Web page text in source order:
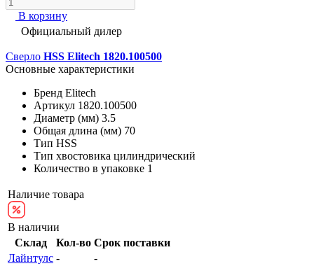
В корзину
Официальный дилер
Сверло HSS Elitech 1820.100500
Основные характеристики
Бренд Elitech
Артикул 1820.100500
Диаметр (мм) 3.5
Общая длина (мм) 70
Тип HSS
Тип хвостовика цилиндрический
Количество в упаковке 1
Наличие товара
В наличии
Склад
Кол-во Срок поставки
Лайнтулс -
-